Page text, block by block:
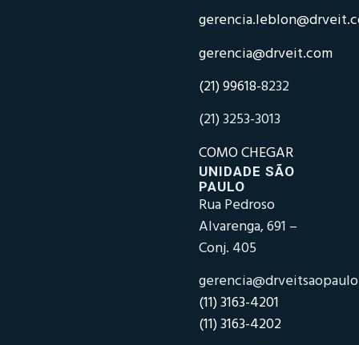
gerencia@drveit.com
(21) 99618-8232
(21) 3253-3013
COMO CHEGAR
UNIDADE SÃO
PAULO
Rua Pedroso
Alvarenga, 691 –
Conj. 405
(11) 3163-4201
(11) 3163-4202